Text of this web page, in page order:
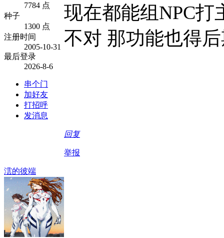
7784 点
种子
1300 点
注册时间
2005-10-31
最后登录
2026-8-6
串个门
加好友
打招呼
发消息
现在都能组NPC打
不对 那功能也得
回复
举报
澐的彼端